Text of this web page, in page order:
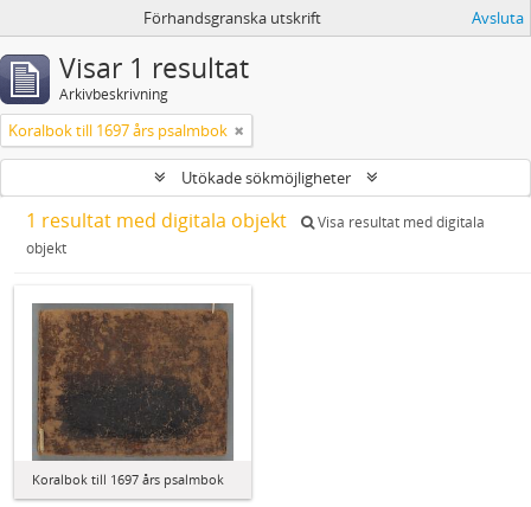
Förhandsgranska utskrift Avsluta
Visar 1 resultat
Arkivbeskrivning
Koralbok till 1697 års psalmbok
Utökade sökmöjligheter
1 resultat med digitala objekt
Visa resultat med digitala
objekt
Koralbok till 1697 års psalmbok